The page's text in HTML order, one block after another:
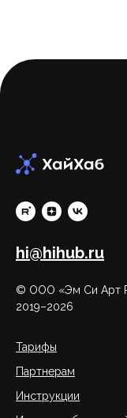
hi@hihub.ru
© ООО «Эм Си Арт
2019–2026
Тарифы
Партнерам
Инструкции